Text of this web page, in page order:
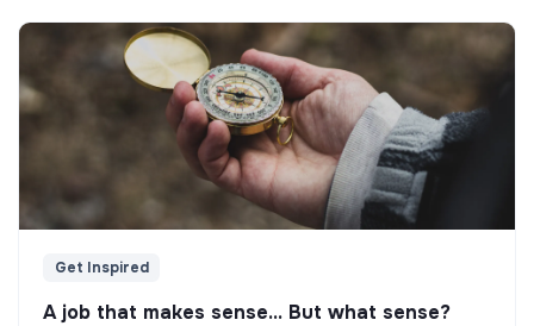
Get Inspired
A job that makes sense... But what sense?